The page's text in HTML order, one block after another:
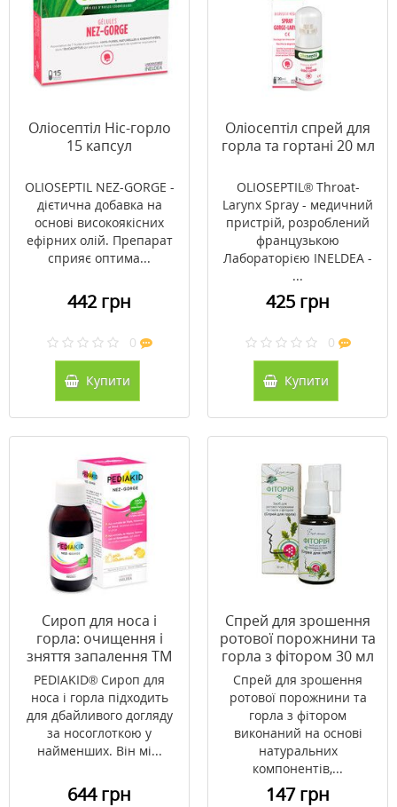
Оліосептіл Ніс-горло
15 капсул
OLIOSEPTIL NEZ-GORGE -
дієтична добавка на
основі високоякісних
ефірних олій. Препарат
сприяє оптима...
442 грн
0
Купити
Оліосептіл спрей для
горла та гортані 20 мл
OLIOSEPTIL® Throat-
Larynx Spray - медичний
пристрій, розроблений
французькою
Лабораторією INELDEA -
...
425 грн
0
Купити
Сироп для носа і
горла: очищення і
зняття запалення ТМ
PEDIAKID 125 мл
PEDIAKID® Сироп для
носа і горла підходить
для дбайливого догляду
за носоглоткою у
найменших. Він мі...
644 грн
Спрей для зрошення
ротової порожнини та
горла з фітором 30 мл
ТМ Фіторія
Спрей для зрошення
ротової порожнини та
горла з фітором
виконаний на основі
натуральних
компонентів,...
147 грн